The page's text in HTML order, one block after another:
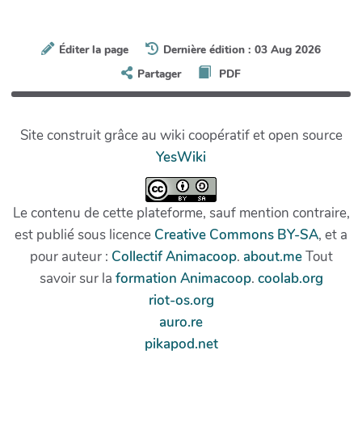
Éditer la page
Dernière édition : 03 Aug 2026
Partager
PDF
Site construit grâce au wiki coopératif et open source
YesWiki
Le contenu de cette plateforme, sauf mention contraire,
est publié sous licence Creative Commons BY-SA, et a
pour auteur : Collectif Animacoop. about.meTout
savoir sur la formation Animacoop. coolab.org
riot-os.org
auro.re
pikapod.net